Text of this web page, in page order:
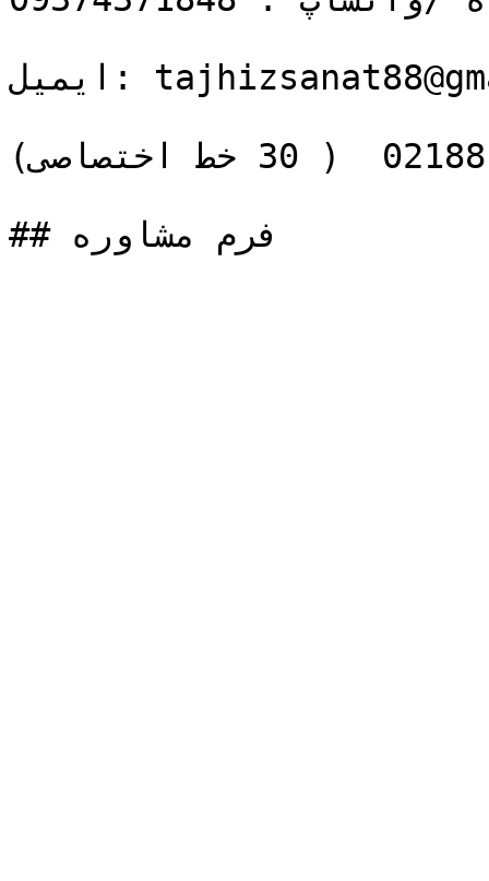
ایمیل: tajhizsanat88@gmail.com
تماس بگیرید: 02188109770  ( 30 خط اختصاصی)
## فرم مشاوره